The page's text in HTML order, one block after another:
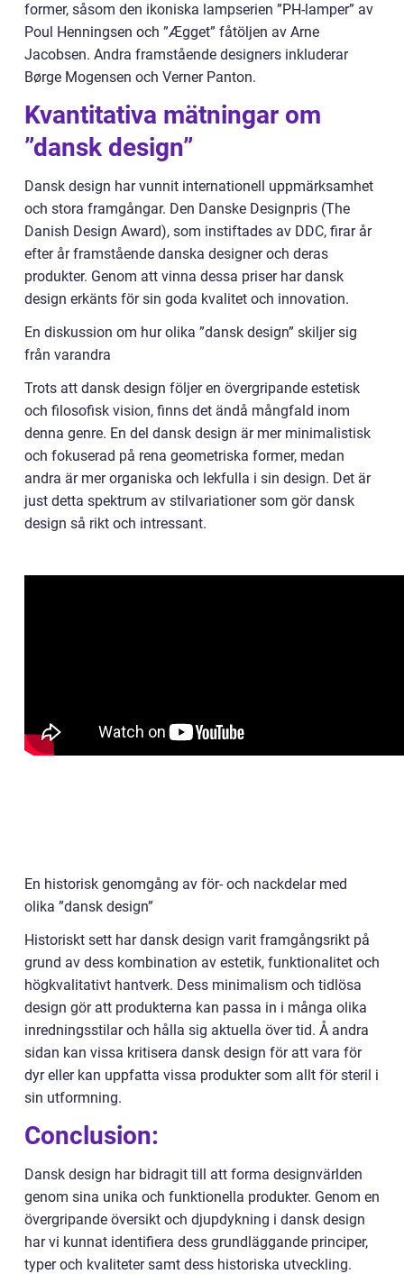
former, såsom den ikoniska lampserien ”PH-lamper” av
Poul Henningsen och ”Ægget” fåtöljen av Arne
Jacobsen. Andra framstående designers inkluderar
Børge Mogensen och Verner Panton.
Kvantitativa mätningar om
”dansk design”
Dansk design har vunnit internationell uppmärksamhet
och stora framgångar. Den Danske Designpris (The
Danish Design Award), som instiftades av DDC, firar år
efter år framstående danska designer och deras
produkter. Genom att vinna dessa priser har dansk
design erkänts för sin goda kvalitet och innovation.
En diskussion om hur olika ”dansk design” skiljer sig
från varandra
Trots att dansk design följer en övergripande estetisk
och filosofisk vision, finns det ändå mångfald inom
denna genre. En del dansk design är mer minimalistisk
och fokuserad på rena geometriska former, medan
andra är mer organiska och lekfulla i sin design. Det är
just detta spektrum av stilvariationer som gör dansk
design så rikt och intressant.
En historisk genomgång av för- och nackdelar med
olika ”dansk design”
Historiskt sett har dansk design varit framgångsrikt på
grund av dess kombination av estetik, funktionalitet och
högkvalitativt hantverk. Dess minimalism och tidlösa
design gör att produkterna kan passa in i många olika
inredningsstilar och hålla sig aktuella över tid. Å andra
sidan kan vissa kritisera dansk design för att vara för
dyr eller kan uppfatta vissa produkter som allt för steril i
sin utformning.
Conclusion:
Dansk design har bidragit till att forma designvärlden
genom sina unika och funktionella produkter. Genom en
övergripande översikt och djupdykning i dansk design
har vi kunnat identifiera dess grundläggande principer,
typer och kvaliteter samt dess historiska utveckling.